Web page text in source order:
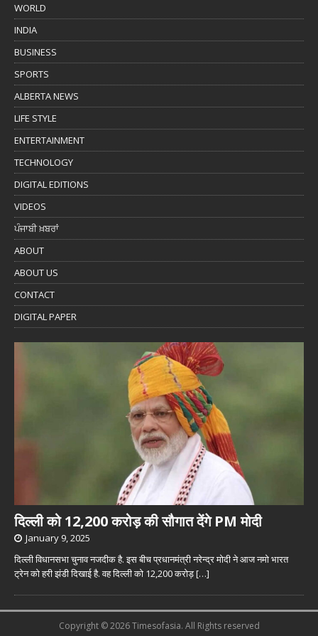
WORLD
INDIA
BUSINESS
SPORTS
ALBERTA NEWS
LIFE STYLE
ENTERTAINMENT
TECHNOLOGY
DIGITAL EDITIONS
VIDEOS
ਪੰਜਾਬੀ ਖ਼ਬਰਾਂ
ABOUT
ABOUT US
CONTACT
DIGITAL PAPER
दिल्ली को 12,200 करोड़ की सौगात देंगे PM मोदी
January 9, 2025
दिल्ली विधानसभा चुनाव नजदीक है. इस बीच प्रधानमंत्री नरेन्द्र मोदी ने आज नमो भारत
ट्रेन को हरी झंडी दिखाई है. वह दिल्ली को 12,200 करोड़[…]
Copyright © 2026 Timesofasia. All Rights reserved